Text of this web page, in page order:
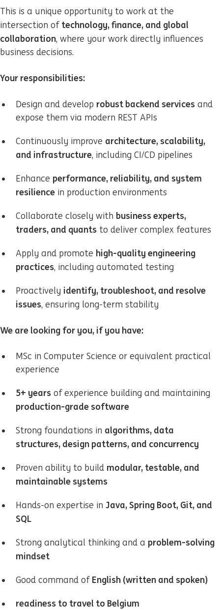
This is a unique opportunity to work at the
intersection of technology, finance, and global
collaboration, where your work directly influences
business decisions.
Your responsibilities:
Design and develop robust backend services and
expose them via modern REST APIs
Continuously improve architecture, scalability,
and infrastructure, including CI/CD pipelines
Enhance performance, reliability, and system
resilience in production environments
Collaborate closely with business experts,
traders, and quants to deliver complex features
Apply and promote high-quality engineering
practices, including automated testing
Proactively identify, troubleshoot, and resolve
issues, ensuring long-term stability
We are looking for you, if you have:
MSc in Computer Science or equivalent practical
experience
5+ years of experience building and maintaining
production-grade software
Strong foundations in algorithms, data
structures, design patterns, and concurrency
Proven ability to build modular, testable, and
maintainable systems
Hands-on expertise in Java, Spring Boot, Git, and
SQL
Strong analytical thinking and a problem-solving
mindset
Good command of English (written and spoken)
readiness to travel to Belgium